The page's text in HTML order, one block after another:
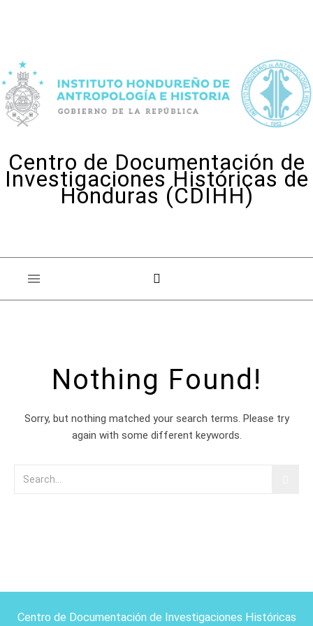
Centro de Documentación de
Investigaciones Históricas de
Honduras (CDIHH)
Nothing Found!
Sorry, but nothing matched your search terms. Please try
again with some different keywords.
Centro de Documentación de Investigaciones Históricas